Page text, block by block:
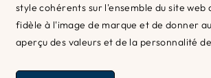
style cohérents sur l'ensemble du site
fidèle à l'image de marque et de donner
aperçu des valeurs et de la personnalité